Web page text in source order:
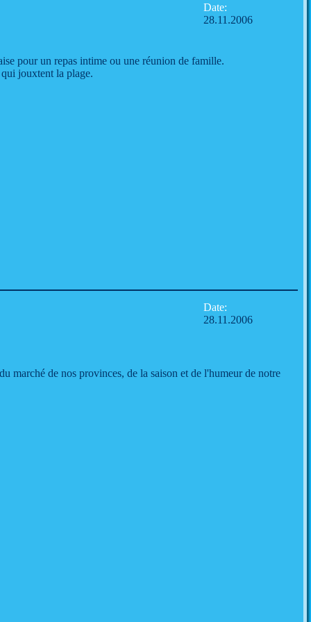
Date:
28.11.2006
pour un repas intime ou une réunion de famille.
jouxtent la plage.
Date:
28.11.2006
marché de nos provinces, de la saison et de l'humeur de notre